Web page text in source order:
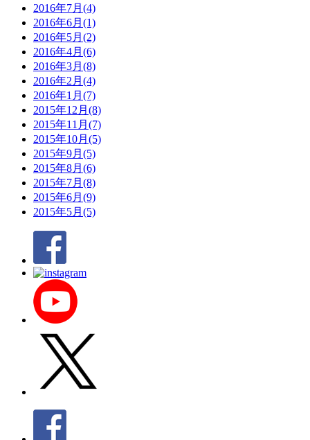
2016年7月(4)
2016年6月(1)
2016年5月(2)
2016年4月(6)
2016年3月(8)
2016年2月(4)
2016年1月(7)
2015年12月(8)
2015年11月(7)
2015年10月(5)
2015年9月(5)
2015年8月(6)
2015年7月(8)
2015年6月(9)
2015年5月(5)